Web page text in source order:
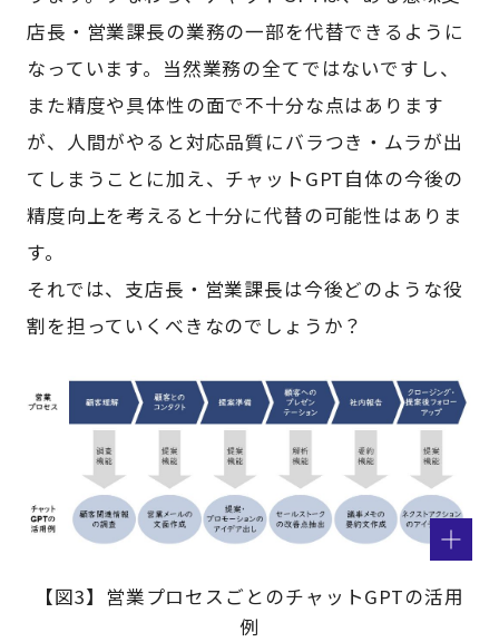
店長・営業課長の業務の一部を代替できるように
なっています。当然業務の全てではないですし、
また精度や具体性の面で不十分な点はあります
が、人間がやると対応品質にバラつき・ムラが出
てしまうことに加え、チャットGPT自体の今後の
精度向上を考えると十分に代替の可能性はありま
す。
それでは、支店長・営業課長は今後どのような役
割を担っていくべきなのでしょうか？
【図3】営業プロセスごとのチャットGPTの活用
例